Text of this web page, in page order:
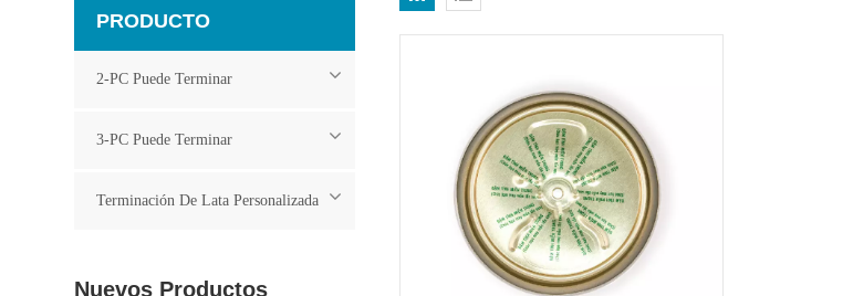
PRODUCTO
2-PC Puede Terminar
3-PC Puede Terminar
Terminación De Lata Personalizada
Nuevos Productos